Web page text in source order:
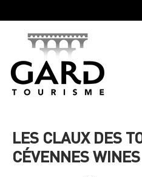
LES CLAUX DES
CÉVENNES WINES